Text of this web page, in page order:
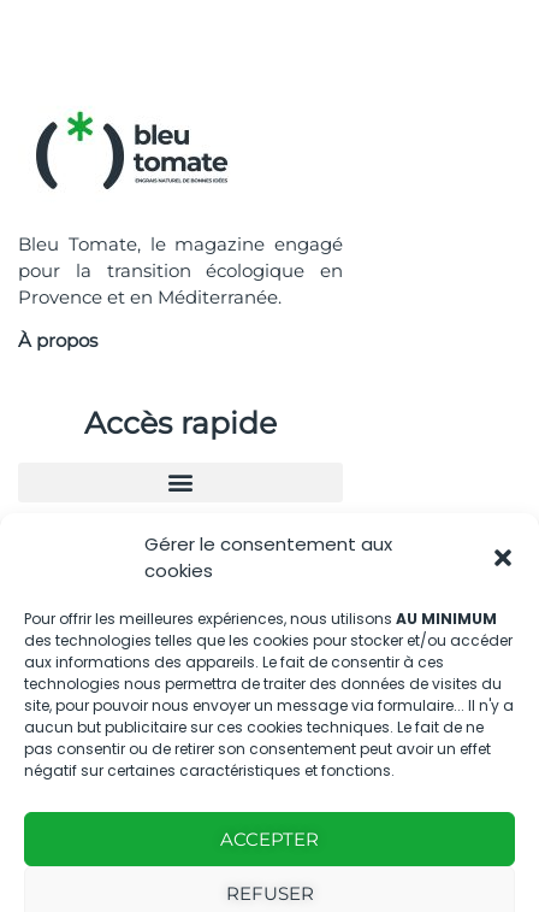
Gérer le consentement aux
cookies
Pour offrir les meilleures expériences, nous utilisons AU MINIMUM
des technologies telles que les cookies pour stocker et/ou accéder
aux informations des appareils. Le fait de consentir à ces
technologies nous permettra de traiter des données de visites du
site, pour pouvoir nous envoyer un message via formulaire... Il n'y a
aucun but publicitaire sur ces cookies techniques. Le fait de ne
pas consentir ou de retirer son consentement peut avoir un effet
négatif sur certaines caractéristiques et fonctions.
ACCEPTER
REFUSER
Bleu Tomate, le magazine engagé
pour la transition écologique en
Provence et en Méditerranée.
À propos
Accès rapide
Nous contacter
04.88.08.75.28
contactBT@bleu-tomate.fr
Kit média
Kit média Bleu Tomate
Nous suivre